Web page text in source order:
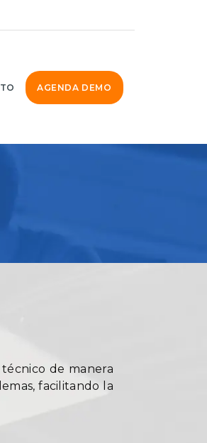
AGENDA DEMO
de manera
facilitando la